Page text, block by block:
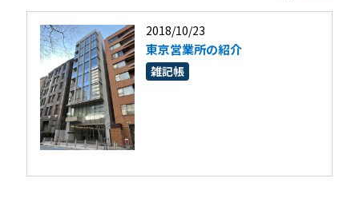
2018/10/23
東京営業所の紹介
雑記帳